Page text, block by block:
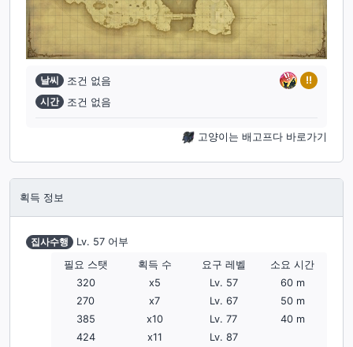
!!
날씨
조건 없음
시간
조건 없음
고양이는 배고프다 바로가기
획득 정보
집사수행 Lv. 57 어부
필요 스탯
320
270
385
424
획득 수
x5
x7
x10
x11
요구 레벨
Lv. 57
Lv. 67
Lv.77
Lv. 87
소요 시간
60m
50m
40m